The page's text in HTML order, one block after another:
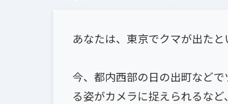
あなたは、東京でクマが出た
今、都内西部の日の出町など
る姿がカメラに捉えられるなど